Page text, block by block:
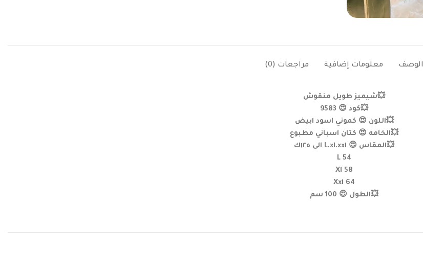
الوصف معلومات إضافية مراجعات (0)
💥شيميز طويل منقوش
💥كود 😍 9583
💥اللون 😍 كموني اسود ابيض
💥الخامه 😍 كتان اسباني مطبوع
💥المقاس 😍 L.xl.xxl الى ١٢٥ك
L 54
Xl 58
Xxl 64
💥الطول 😍 100 سم